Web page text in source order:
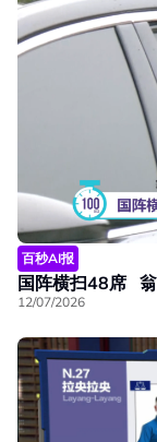
百秒AI报
国阵横扫48席
12/07/2026